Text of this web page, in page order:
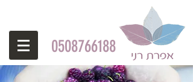
0508766188